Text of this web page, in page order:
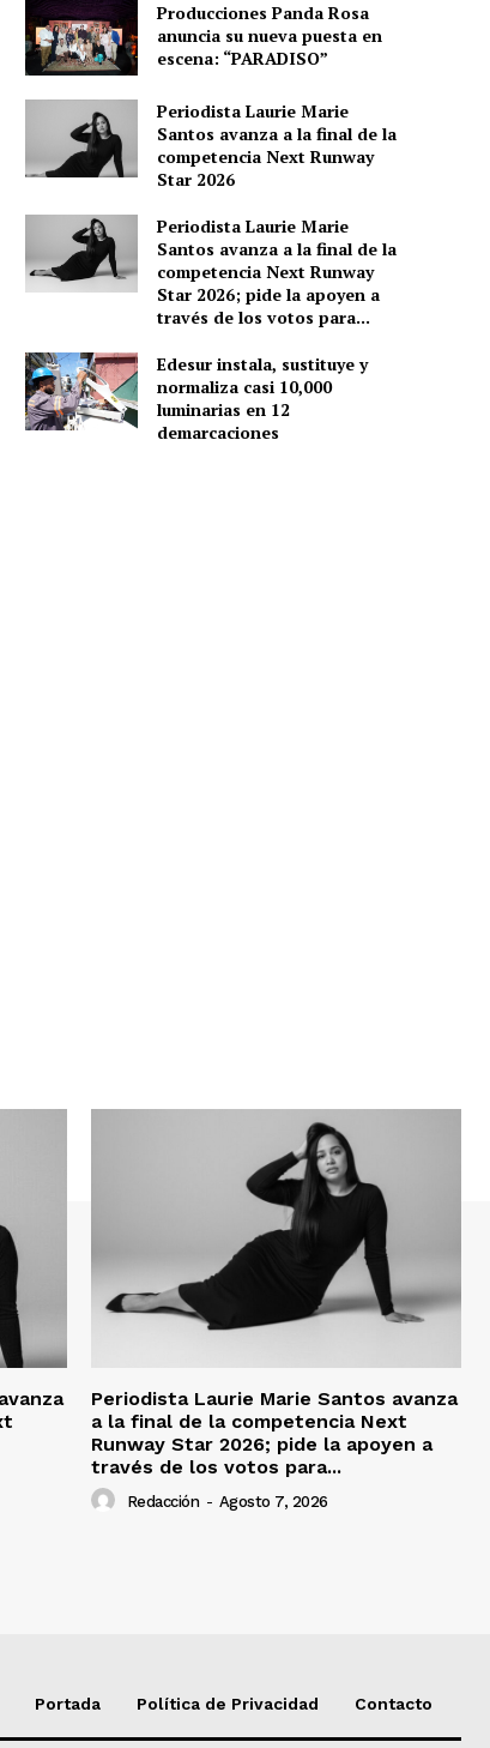
Producciones Panda Rosa
anuncia su nueva puesta en
escena: “PARADISO”
Periodista Laurie Marie
Santos avanza a la final de la
competencia Next Runway
Star 2026
Periodista Laurie Marie
Santos avanza a la final de la
competencia Next Runway
Star 2026; pide la apoyen a
través de los votos para...
Edesur instala, sustituye y
normaliza casi 10,000
luminarias en 12
demarcaciones
Periodista Laurie Marie Santos avanza
a la final de la competencia Next
Runway Star 2026; pide la apoyen a
través de los votos para...
Redacción - Agosto 7, 2026
Portada Política de Privacidad Contacto